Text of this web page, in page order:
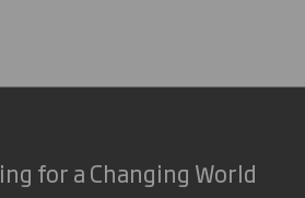
for a Changing World